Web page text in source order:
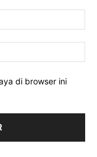
di browser ini